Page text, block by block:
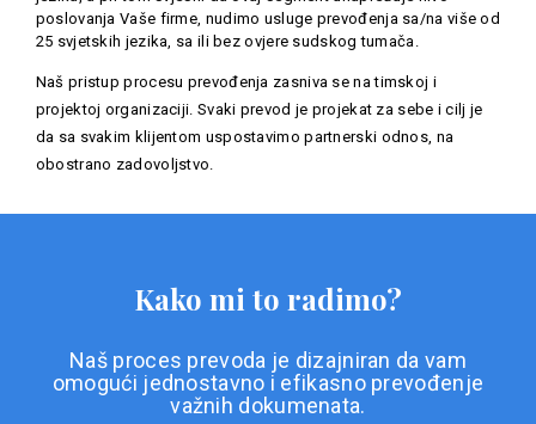
poslovanja Vaše firme, nudimo usluge prevođenja sa/na više od
25 svjetskih jezika, sa ili bez ovjere sudskog tumača.
Naš pristup procesu prevođenja zasniva se na timskoj i
projektoj organizaciji. Svaki prevod je projekat za sebe i cilj je
da sa svakim klijentom uspostavimo partnerski odnos, na
obostrano zadovoljstvo.
Kako mi to radimo?
Naš proces prevoda je dizajniran da vam
omogući jednostavno i efikasno prevođenje
važnih dokumenata.